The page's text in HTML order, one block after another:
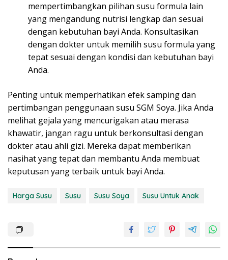
mempertimbangkan pilihan susu formula lain
yang mengandung nutrisi lengkap dan sesuai
dengan kebutuhan bayi Anda. Konsultasikan
dengan dokter untuk memilih susu formula yang
tepat sesuai dengan kondisi dan kebutuhan bayi
Anda.
Penting untuk memperhatikan efek samping dan
pertimbangan penggunaan susu SGM Soya. Jika Anda
melihat gejala yang mencurigakan atau merasa
khawatir, jangan ragu untuk berkonsultasi dengan
dokter atau ahli gizi. Mereka dapat memberikan
nasihat yang tepat dan membantu Anda membuat
keputusan yang terbaik untuk bayi Anda.
Harga Susu Susu Susu Soya Susu Untuk Anak